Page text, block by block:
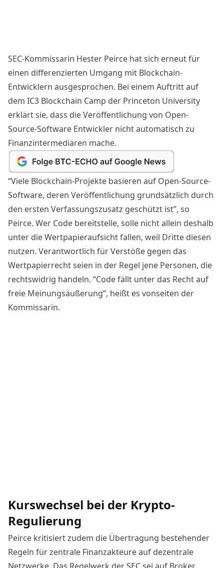
SEC-Kommissarin Hester Peirce hat sich erneut für
einen differenzierten Umgang mit Blockchain-
Entwicklern ausgesprochen. Bei einem Auftritt auf
dem IC3 Blockchain Camp der Princeton University
erklärt sie, dass die Veröffentlichung von Open-
Source-Software Entwickler nicht automatisch zu
Finanzintermediären mache.
“Viele Blockchain-Projekte basieren auf Open-Source-
Software, deren Veröffentlichung grundsätzlich durch
den ersten Verfassungszusatz geschützt ist”, so
Peirce. Wer Code bereitstelle, solle nicht allein deshalb
unter die Wertpapieraufsicht fallen, weil Dritte diesen
nutzen. Verantwortlich für Verstöße gegen das
Wertpapierrecht seien in der Regel jene Personen, die
rechtswidrig handeln. “Code fällt unter das Recht auf
freie Meinungsäußerung”, heißt es vonseiten der
Kommissarin.
Kurswechsel bei der Krypto-
Regulierung
Peirce kritisiert zudem die Übertragung bestehender
Regeln für zentrale Finanzakteure auf dezentrale